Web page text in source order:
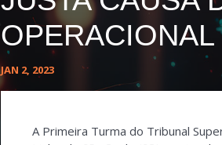
JAN 2, 2023
A Primeira Turma do Tribunal